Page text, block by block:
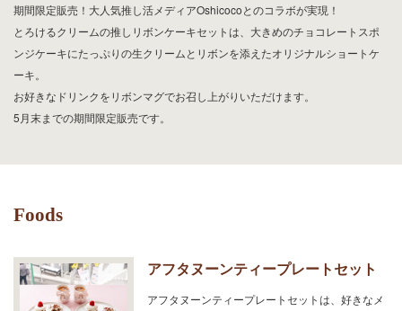
期間限定販売！大人気推し活メディアOshicocoとのコラボが実現！
とろけるクリームの推しリボンケーキセットは、大きめのチョコレートスポ
ンジケーキにたっぷりの生クリームとリボンを添えたオリジナルショートケ
ーキ。
お好きなドリンクをリボンマグでお召し上がりいただけます。
5月末までの期間限定販売です。
Foods
アフタヌーンティープレートセット
アフタヌーンティープレートセットは、好きなメ